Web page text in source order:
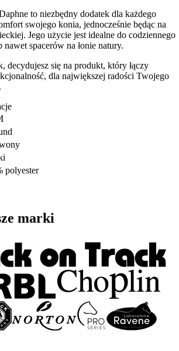
to niezbędny dodatek dla każdego
swojego konia, jednocześnie będąc na
Jego użycie jest idealne do codziennego
spacerów na łonie natury.
decydujesz się na produkt, który łączy
dla największej radości Twojego
polyester
marki